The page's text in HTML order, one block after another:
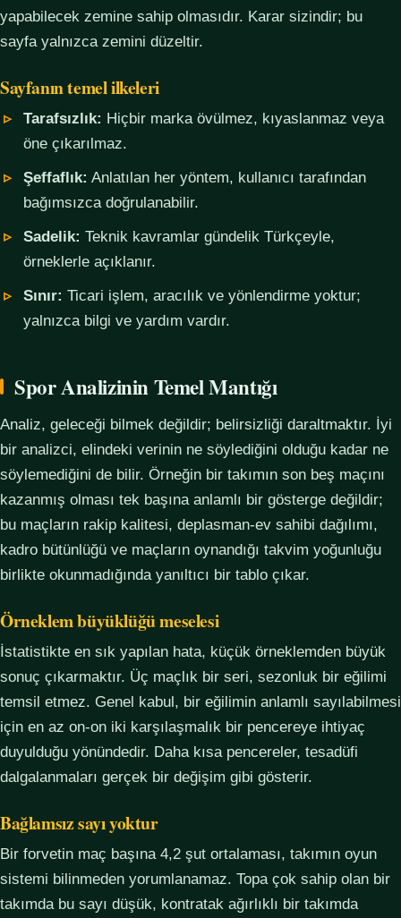
yapabilecek zemine sahip olmasıdır. Karar sizindir; bu
sayfa yalnızca zemini düzeltir.
Sayfanın temel ilkeleri
Tarafsızlık: Hiçbir marka övülmez, kıyaslanmaz veya
öne çıkarılmaz.
Şeffaflık: Anlatılan her yöntem, kullanıcı tarafından
bağımsızca doğrulanabilir.
Sadelik: Teknik kavramlar gündelik Türkçeyle,
örneklerle açıklanır.
Sınır: Ticari işlem, aracılık ve yönlendirme yoktur;
yalnızca bilgi ve yardım vardır.
Spor Analizinin Temel Mantığı
Analiz, geleceği bilmek değildir; belirsizliği daraltmaktır. İyi
bir analizci, elindeki verinin ne söylediğini olduğu kadar ne
söylemediğini de bilir. Örneğin bir takımın son beş maçını
kazanmış olması tek başına anlamlı bir gösterge değildir;
bu maçların rakip kalitesi, deplasman-ev sahibi dağılımı,
kadro bütünlüğü ve maçların oynandığı takvim yoğunluğu
birlikte okunmadığında yanıltıcı bir tablo çıkar.
Örneklem büyüklüğü meselesi
İstatistikte en sık yapılan hata, küçük örneklemden büyük
sonuç çıkarmaktır. Üç maçlık bir seri, sezonluk bir eğilimi
temsil etmez. Genel kabul, bir eğilimin anlamlı sayılabilmesi
için en az on-on iki karşılaşmalık bir pencereye ihtiyaç
duyulduğu yönündedir. Daha kısa pencereler, tesadüfi
dalgalanmaları gerçek bir değişim gibi gösterir.
Bağlamsız sayı yoktur
Bir forvetin maç başına 4,2 şut ortalaması, takımın oyun
sistemi bilinmeden yorumlanamaz. Topa çok sahip olan bir
takımda bu sayı düşük, kontratak ağırlıklı bir takımda